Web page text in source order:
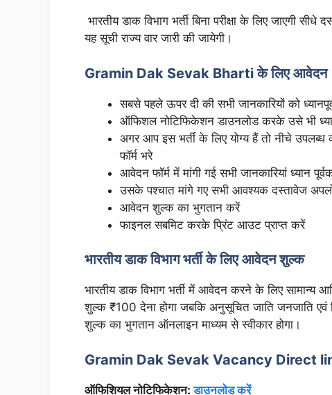
भारतीय डाक विभाग भर्ती बिना परीक्षा के लिए जाएगी
यह सूची राज्य वार जारी की जायेगी।
Gramin Dak Sevak Bharti के लिए आवेदन
सबसे पहले ऊपर दी की सभी जानकारियों को
ऑफिशल नोटिफिकेशन डाउनलोड करके उसे भी
अगर आप इस भर्ती के लिए योग्य हैं तो नीचे
फॉर्म भरे
आवेदन फॉर्म में मांगी गई सभी जानकारियां ध्यान
उसके पश्चात मांगे गए सभी आवश्यक दस्तावेज
आवेदन शुल्क का भुगतान करें
फाइनल सबमिट करके प्रिंट आउट प्राप्त करें
भारतीय डाक विभाग भर्ती के लिए आवेदन शुल्क
भारतीय डाक विभाग भर्ती में आवेदन करने के लिए सामान्य
शुल्क ₹100 देना होगा जबकि अनुसूचित जाति जनजाति एवं
शुल्क का भुगतान ऑनलाइन माध्यम से स्वीकार होगा।
Gramin Dak Sevak Vacancy Direct
ऑफिशियल नोटिफिकेशन:डाउनलोड करें